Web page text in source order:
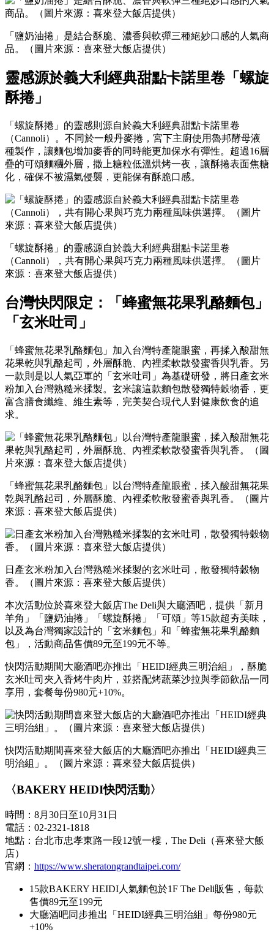
「鹽奶油捲」是結合酥脆、濃香與軟彈三種絕妙口感的人氣商
品。（圖片來源：喜來登大飯店提供）
靈感源於義大利經典甜點卡諾里卷「螺旋
酥捲」
「螺旋酥捲」的靈感則源自於義大利經典甜點卡諾里卷
（Cannoli）。不同於一般丹麥捲，宮下主廚使用魯邦酵母液
種製作，讓麵包增加麥香的同時能更加保水有彈性。超過16層
疊的可頌麵糰外層，撒上糖粒低溫烘烤一夜，讓酥捲表面焦糖
化，確保不被濕氣侵襲，更能保有酥脆口感。
「螺旋酥捲」的靈感源自於義大利經典甜點卡諾里卷
（Cannoli），共有開心果與巧克力兩種風味供選擇。（圖片
來源：喜來登大飯店提供）
台灣快閃限定：「蜂蜜無花果乳酪麵包」
「玄米吐司」
「蜂蜜無花果乳酪麵包」加入台灣特產龍眼蜜，再揉入酸甜無
花果乾與乳酪起司，外層酥脆、內裡柔軟散發蜜香與乳香。另
一款則是以人氣亞軍的「玄米吐司」為基礎研發，將日產玄米
粉加入台灣熟糙米揉製。玄米讓這款麵包散發獨特穀物香，更
富含膳食纖維、維生素等，完美契合現代人對健康飲食的追
求。
「蜂蜜無花果乳酪麵包」以台灣特產龍眼蜜，揉入酸甜無花果
乾與乳酪起司，外層酥脆、內裡柔軟散發蜜香與乳香。（圖片
來源：喜來登大飯店提供）
日產玄米粉加入台灣熟糙米揉製的玄米吐司，散發獨特穀物
香。（圖片來源：喜來登大飯店提供）
本次活動位於喜來登大飯店The Deli與大廳酒吧，提供「新月
羊角」「鹽奶油捲」「螺旋酥捲」「可頌」等15款超夯美味，
以及為台灣獨家設計的「玄米麵包」和「蜂蜜無花果乳酪麵
包」，活動商品售價89元至199元不等。
快閃活動期間大廳酒吧亦推出「HEIDI經典三明治組」，酥脆
玄米吐司夾入香烤牛肉片，並搭配烤蔬菜沙拉與季節飲品一同
享用，套餐每份980元+10%。
快閃活動期間喜來登大飯店的大廳酒吧亦推出「HEIDI經典三
明治組」。（圖片來源：喜來登大飯店提供）
〈BAKERY HEIDI快閃活動〉
時間：8月30日至10月31日
電話：02-2321-1818
地點：台北市忠孝東路一段12號一樓，The Deli（喜來登大飯
店）
官網： https://www.sheratongrandtaipei.com/
15款BAKERY HEIDI人氣麵包於1F The Deli販售，每款
售價89元至199元
大廳酒吧同步推出「HEIDI經典三明治組」每份980元
+10%